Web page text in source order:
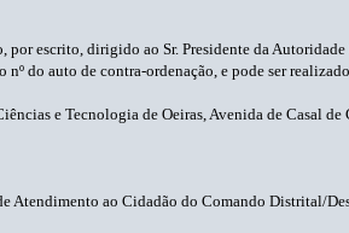
por escrito, dirigido ao Sr. Presidente da
do auto de contra-ordenação, e pode ser
e Tecnologia de Oeiras, Avenida de Casal de
Atendimento ao Cidadão do Comando Distrital/